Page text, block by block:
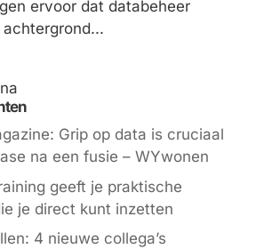
ervoor dat databeheer
Grip op data is cruciaal
na een fusie – WYwonen
geeft je praktische
je direct kunt inzetten
4 nieuwe collega’s